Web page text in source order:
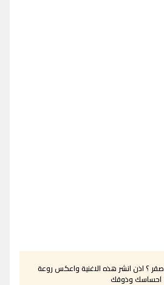
؟ اذن انشر هذه الاغنية واعكس روعة
احساسك وذوقك